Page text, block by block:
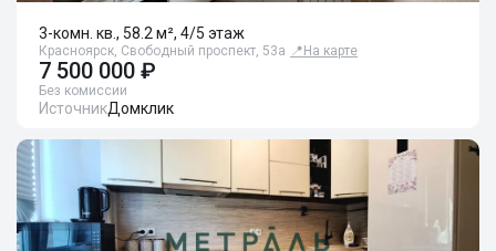
3-комн. кв., 58.2 м², 4/5 этаж
Красноярск, Свободный проспект, 53а 📍 На карте
7 500 000 ₽
Без комиссии
ИсточникДомклик